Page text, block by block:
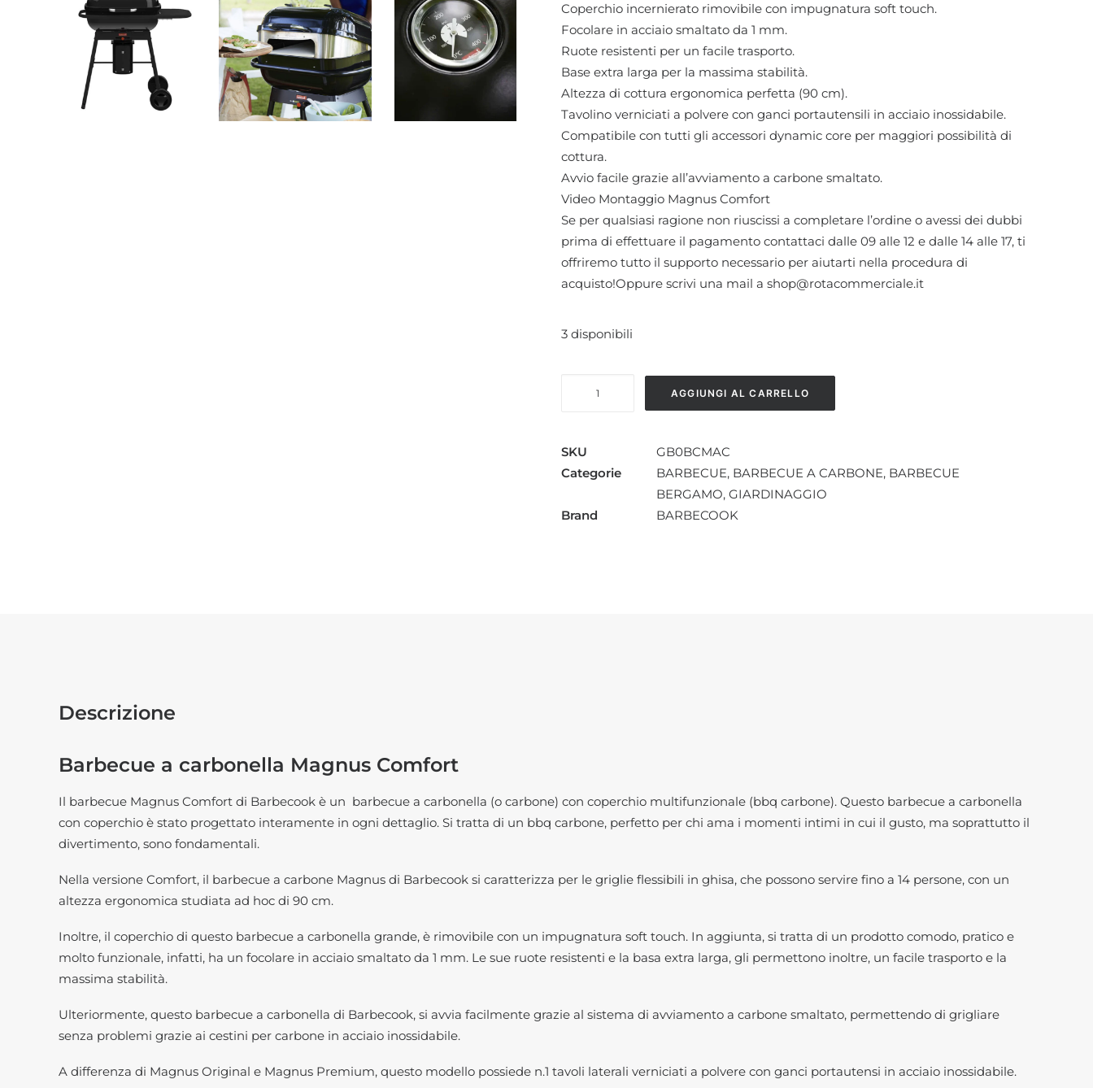
Coperchio incernierato rimovibile con impugnatura soft touch.
Focolare in acciaio smaltato da 1 mm.
Ruote resistenti per un facile trasporto.
Base extra larga per la massima stabilità.
Altezza di cottura ergonomica perfetta (90 cm).
Tavolino verniciati a polvere con ganci portautensili in acciaio inossidabile.
Compatibile con tutti gli accessori dynamic core per maggiori possibilità di
cottura.
Avvio facile grazie all’avviamento a carbone smaltato.
Video Montaggio Magnus Comfort
Se per qualsiasi ragione non riuscissi a completare l’ordine o avessi dei dubbi
prima di effettuare il pagamento contattaci dalle 09 alle 12 e dalle 14 alle 17, ti
offriremo tutto il supporto necessario per aiutarti nella procedura di
acquisto!Oppure scrivi una mail a shop@rotacommerciale.it
3 disponibili
quantità
AGGIUNGI AL CARRELLO
SKU
GB0BCMAC
Categorie
BARBECUE, BARBECUE A CARBONE, BARBECUE
BERGAMO, GIARDINAGGIO
Brand
BARBECOOK
Descrizione
Barbecue a carbonella Magnus Comfort
Il barbecue Magnus Comfort di Barbecook è un barbecue a carbonella (o carbone) con coperchio multifunzionale (bbq carbone). Questo barbecue a carbonella
con coperchio è stato progettato interamente in ogni dettaglio. Si tratta di un bbq carbone, perfetto per chi ama i momenti intimi in cui il gusto, ma soprattutto il
divertimento, sono fondamentali.
Nella versione Comfort, il barbecue a carbone Magnus di Barbecook si caratterizza per le griglie flessibili in ghisa, che possono servire fino a 14 persone, con un
altezza ergonomica studiata ad hoc di 90 cm.
Inoltre, il coperchio di questo barbecue a carbonella grande, è rimovibile con un impugnatura soft touch. In aggiunta, si tratta di un prodotto comodo, pratico e
molto funzionale, infatti, ha un focolare in acciaio smaltato da 1 mm. Le sue ruote resistenti e la basa extra larga, gli permettono inoltre, un facile trasporto e la
massima stabilità.
Ulteriormente, questo barbecue a carbonella di Barbecook, si avvia facilmente grazie al sistema di avviamento a carbone smaltato, permettendo di grigliare
senza problemi grazie ai cestini per carbone in acciaio inossidabile.
A differenza di Magnus Original e Magnus Premium, questo modello possiede n.1 tavoli laterali verniciati a polvere con ganci portautensi in acciaio inossidabile.